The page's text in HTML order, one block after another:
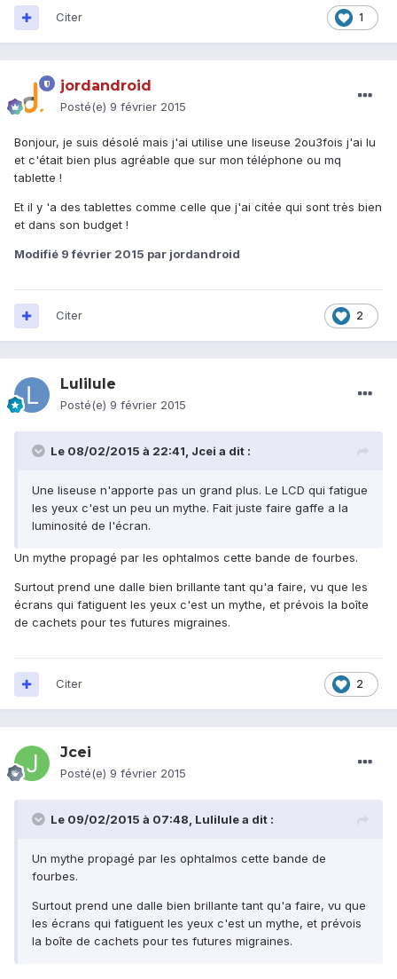
1
Citer
jordandroid
Posté(e) 9 février 2015
Bonjour, je suis désolé mais j'ai utilise une liseuse 2ou3fois j'ai lu
et c'était bien plus agréable que sur mon téléphone ou mq
tablette !
Et il y 'a des tablettes comme celle que j'ai citée qui sont très bien
et dans son budget !
Modifié 9 février 2015 par jordandroid
2
Citer
Lulilule
Posté(e) 9 février 2015
Le 08/02/2015 à 22:41, Jcei a dit :
Une liseuse n'apporte pas un grand plus. Le LCD qui fatigue
les yeux c'est un peu un mythe. Fait juste faire gaffe a la
luminosité de l'écran.
Un mythe propagé par les ophtalmos cette bande de fourbes.
Surtout prend une dalle bien brillante tant qu'a faire, vu que les
écrans qui fatiguent les yeux c'est un mythe, et prévois la boîte
de cachets pour tes futures migraines.
2
Citer
Jcei
Posté(e) 9 février 2015
Le 09/02/2015 à 07:48, Lulilule a dit :
Un mythe propagé par les ophtalmos cette bande de
fourbes.
Surtout prend une dalle bien brillante tant qu'a faire, vu que
les écrans qui fatiguent les yeux c'est un mythe, et prévois
la boîte de cachets pour tes futures migraines.